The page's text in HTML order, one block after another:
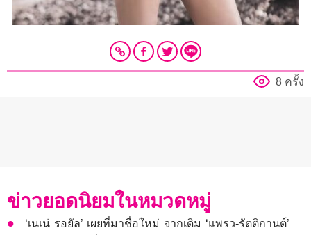
8 ครั้ง
ข่าวยอดนิยมในหมวดหมู่
‘เนเน่ รอยัล’ เผยที่มาชื่อใหม่ จากเดิม ‘แพรว-รัตติกานต์’